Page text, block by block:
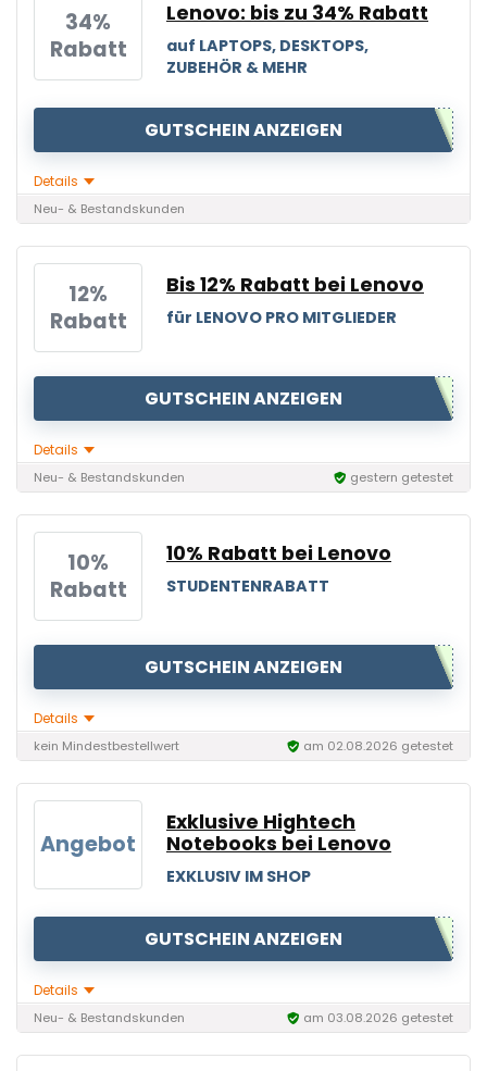
34%
Rabatt
Lenovo: bis zu 34% Rabatt
auf LAPTOPS, DESKTOPS,
ZUBEHÖR & MEHR
GUTSCHEIN ANZEIGEN
Details
Neu- & Bestandskunden
12%
Rabatt
Bis 12% Rabatt bei Lenovo
für LENOVO PRO MITGLIEDER
GUTSCHEIN ANZEIGEN
Details
Neu- & Bestandskunden gestern getestet
10%
Rabatt
10% Rabatt bei Lenovo
STUDENTENRABATT
GUTSCHEIN ANZEIGEN
Details
kein Mindestbestellwert am 02.08.2026 getestet
Angebot
Exklusive Hightech
Notebooks bei Lenovo
EXKLUSIV IM SHOP
GUTSCHEIN ANZEIGEN
Details
Neu- & Bestandskunden am 03.08.2026 getestet